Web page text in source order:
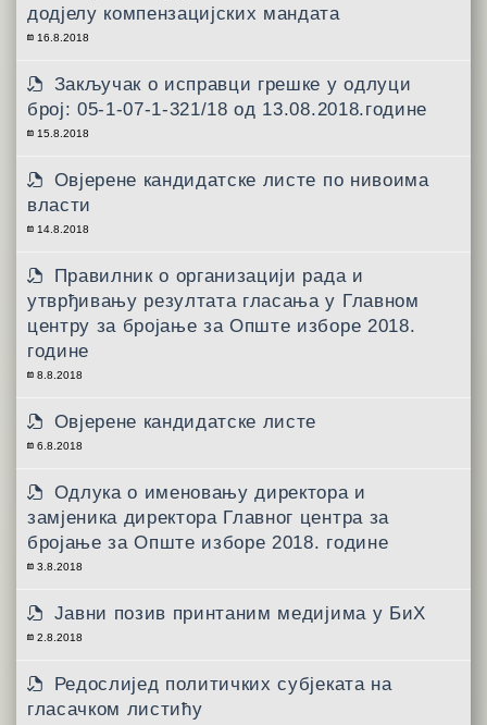
додјелу компензацијских мандата
16.8.2018
Закључак о исправци грешке у одлуци
број: 05-1-07-1-321/18 од 13.08.2018.године
15.8.2018
Овјерене кандидатске листе по нивоима
власти
14.8.2018
Правилник о организацији рада и
утврђивању резултата гласања у Главном
центру за бројање за Опште изборе 2018.
године
8.8.2018
Овјерене кандидатске листе
6.8.2018
Одлука о именовању директора и
замјеника директора Главног центра за
бројање за Опште изборе 2018. године
3.8.2018
Јавни позив принтаним медијима у БиХ
2.8.2018
Редослијед политичких субјеката на
гласачком листићу